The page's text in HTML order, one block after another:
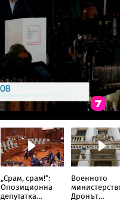
„Срам, срам!“:
Опозиционна
депутатка
Военното
Дронът